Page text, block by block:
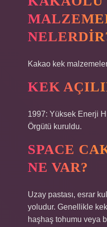
Kakao kek
KEK
1997: Yüksek Enerji
Örgütü kuruldu.
SPACE
NE VAR?
Uzay pastası, esrar
yoludur. Genellikle
haşhaş tohumu veya